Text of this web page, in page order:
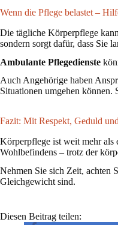
Wenn die Pflege belastet –
Die tägliche Körperpflege
sondern sorgt dafür, dass Sie
Ambulante Pflegedienste
Auch Angehörige haben
Situationen umgehen können.
Fazit: Mit Respekt, Geduld
Körperpflege ist weit mehr als
Wohlbefindens – trotz der
Nehmen Sie sich Zeit, achten
Gleichgewicht sind.
Diesen Beitrag teilen: